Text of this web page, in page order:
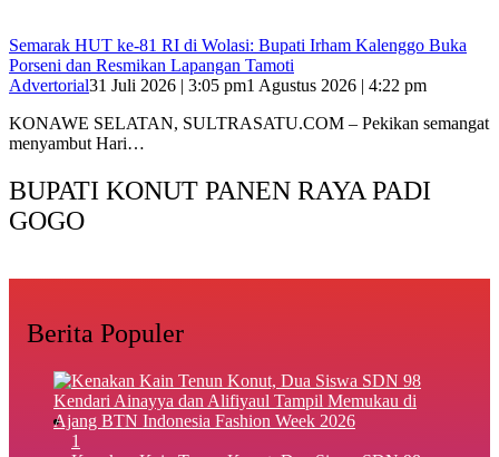
Semarak HUT ke-81 RI di Wolasi: Bupati Irham Kalenggo Buka
Porseni dan Resmikan Lapangan Tamoti
Advertorial31 Juli 2026 | 3:05 pm1 Agustus 2026 | 4:22 pm
KONAWE SELATAN, SULTRASATU.COM – Pekikan semangat
menyambut Hari…
BUPATI KONUT PANEN RAYA PADI
GOGO
Berita Populer
1